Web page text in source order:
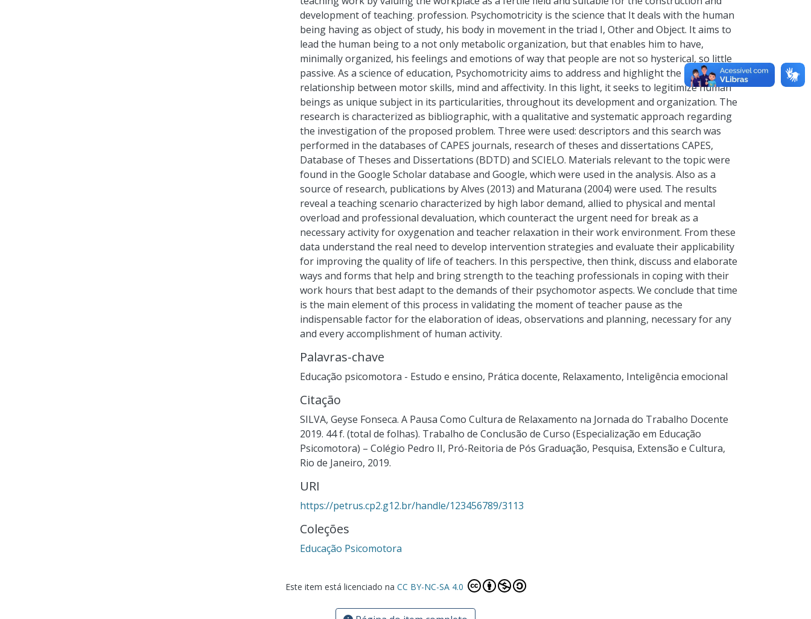
development of teaching. profession. Psychomotricity is the science that It deals with the human
being having as object of study, his body in movement in the triad I, Other and Object. It aims to
lead the human being to a not only metabolic organization, but that enables him to have,
minimally organized, his feelings and emotions of way that people are not so hysterical, so little
passive. As a science of education, Psychomotricity aims to address and highlight the intrinsic
relationship between motor skills, mind and affectivity. In this light, it seeks to legitimize human
beings as unique subject in its particularities, throughout its development and organization. The
research is characterized as bibliographic, with a qualitative and systematic approach regarding
the investigation of the proposed problem. Three were used: descriptors and this search was
performed in the databases of CAPES journals, research of theses and dissertations CAPES,
Database of Theses and Dissertations (BDTD) and SCIELO. Materials relevant to the topic were
found in the Google Scholar database and Google, which were used in the analysis. Also as a
source of research, publications by Alves (2013) and Maturana (2004) were used. The results
reveal a teaching scenario characterized by high labor demand, allied to physical and mental
overload and professional devaluation, which counteract the urgent need for break as a
necessary activity for oxygenation and teacher relaxation in their work environment. From these
data understand the real need to develop intervention strategies and evaluate their applicability
for improving the quality of life of teachers. In this perspective, then think, discuss and elaborate
ways and forms that help and bring strength to the teaching professionals in coping with their
work hours that best adapt to the demands of their psychomotor aspects. We conclude that time
is the main element of this process in validating the moment of teacher pause as the
indispensable factor for the elaboration of ideas, observations and planning, necessary for any
and every accomplishment of human activity.
Palavras-chave
Educação psicomotora - Estudo e ensino, Prática docente, Relaxamento, Inteligência emocional
Citação
SILVA, Geyse Fonseca. A Pausa Como Cultura de Relaxamento na Jornada do Trabalho Docente
2019. 44 f. (total de folhas). Trabalho de Conclusão de Curso (Especialização em Educação
Psicomotora) – Colégio Pedro II, Pró-Reitoria de Pós Graduação, Pesquisa, Extensão e Cultura,
Rio de Janeiro, 2019.
URI
https://petrus.cp2.g12.br/handle/123456789/3113
Coleções
Educação Psicomotora
Este item está licenciado na CC BY-NC-SA 4.0